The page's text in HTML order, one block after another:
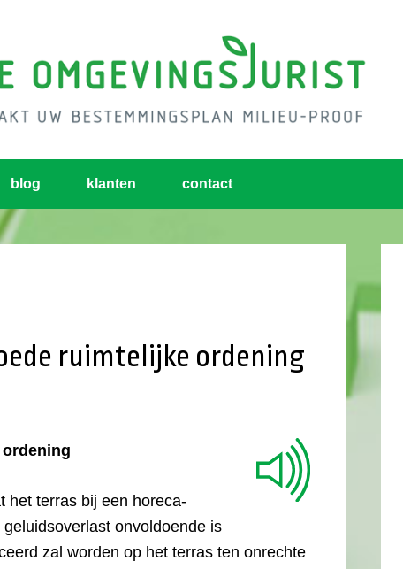
blog klanten contact
ruimtelijke ordening
het terras bij een horeca-
onvoldoende is
zal worden op het terras ten onrechte